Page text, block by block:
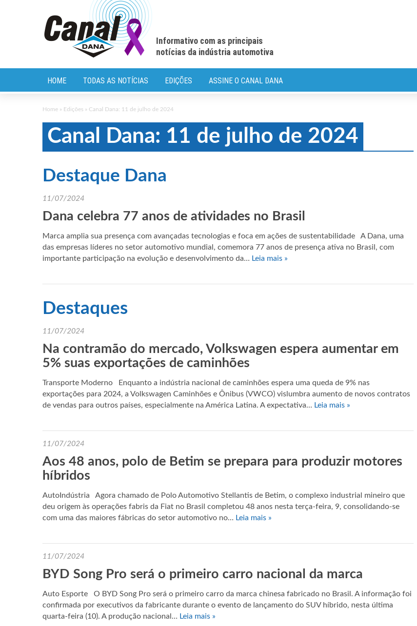
Informativo com as principais
notícias da indústria automotiva
HOME TODAS AS NOTÍCIAS EDIÇÕES ASSINE O CANAL DANA
Home » Edições » Canal Dana: 11 de julho de 2024
Canal Dana: 11 de julho de 2024
Destaque Dana
11/07/2024
Dana celebra 77 anos de atividades no Brasil
Marca amplia sua presença com avançadas tecnologias e foca em ações de sustentabilidade A Dana, uma
das empresas líderes no setor automotivo mundial, comemora 77 anos de presença ativa no Brasil, com
importante participação na evolução e desenvolvimento da… Leia mais »
Destaques
11/07/2024
Na contramão do mercado, Volkswagen espera aumentar em
5% suas exportações de caminhões
Transporte Moderno Enquanto a indústria nacional de caminhões espera uma queda de 9% nas
exportações para 2024, a Volkswagen Caminhões e Ônibus (VWCO) vislumbra aumento de novos contratos
de vendas para outros países, especialmente na América Latina. A expectativa… Leia mais »
11/07/2024
Aos 48 anos, polo de Betim se prepara para produzir motores
híbridos
AutoIndústria Agora chamado de Polo Automotivo Stellantis de Betim, o complexo industrial mineiro que
deu origem às operações fabris da Fiat no Brasil completou 48 anos nesta terça-feira, 9, consolidando-se
com uma das maiores fábricas do setor automotivo no… Leia mais »
11/07/2024
BYD Song Pro será o primeiro carro nacional da marca
Auto Esporte O BYD Song Pro será o primeiro carro da marca chinesa fabricado no Brasil. A informação foi
confirmada por executivos da fabricante durante o evento de lançamento do SUV híbrido, nesta última
quarta-feira (10). A produção nacional… Leia mais »